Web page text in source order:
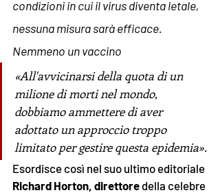
condizioni in cui il virus diventa letale,
nessuna misura sarà efficace.
Nemmeno un vaccino
«All'avvicinarsi della quota di un
milione di morti nel mondo,
dobbiamo ammettere di aver
adottato un approccio troppo
limitato per gestire questa epidemia».
Esordisce così nel suo ultimo editoriale
Richard Horton, direttore della celebre